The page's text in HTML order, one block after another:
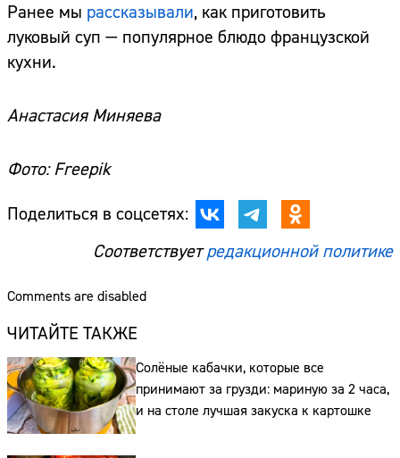
Ранее мы рассказывали, как приготовить
луковый суп — популярное блюдо французской
кухни.
Анастасия Миняева
Фото: Freepik
Поделиться в соцсетях:
Соответствуетредакционной политике
Comments are disabled
ЧИТАЙТЕ ТАКЖЕ
Солёные кабачки, которые все
принимают за грузди: мариную за 2 часа,
и на столе лучшая закуска к картошке